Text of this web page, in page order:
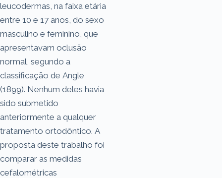
leucodermas, na faixa etária
entre 10 e 17 anos, do sexo
masculino e feminino, que
apresentavam oclusão
normal, segundo a
classificação de Angle
(1899). Nenhum deles havia
sido submetido
anteriormente a qualquer
tratamento ortodôntico. A
proposta deste trabalho foi
comparar as medidas
cefalométricas